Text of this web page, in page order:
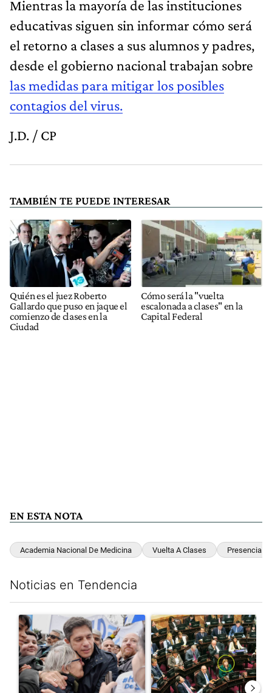
Mientras la mayoría de las instituciones
educativas siguen sin informar cómo será
el retorno a clases a sus alumnos y padres,
desde el gobierno nacional trabajan sobre
las medidas para mitigar los posibles
contagios del virus.
J.D. / CP
TAMBIÉN TE PUEDE INTERESAR
Quién es el juez Roberto
Gallardo que puso en jaque el
comienzo de clases en la
Ciudad
Cómo será la "vuelta
escalonada a clases" en la
Capital Federal
EN ESTA NOTA
Academia Nacional De Medicina Vuelta A Clases Presenciales
Noticias en Tendencia
Un artículo de tendencia con el título "Kicillof apuntó contra
Un artículo de tendencia con